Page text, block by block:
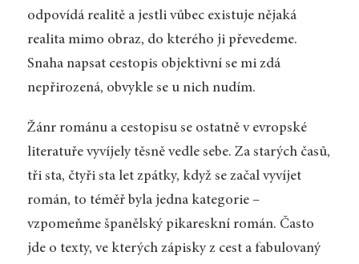
odpovídá realitě a jestli vůbec existuje nějaká
realita mimo obraz, do kterého ji převedeme.
Snaha napsat cestopis objektivní se mi zdá
nepřirozená, obvykle se u nich nudím.
Žánr románu a cestopisu se ostatně v evropské
literatuře vyvíjely těsně vedle sebe. Za starých časů,
tři sta, čtyři sta let zpátky, když se začal vyvíjet
román, to téměř byla jedna kategorie –
vzpomeňme španělský pikareskní román. Často
jde o texty, ve kterých zápisky z cest a fabulovaný